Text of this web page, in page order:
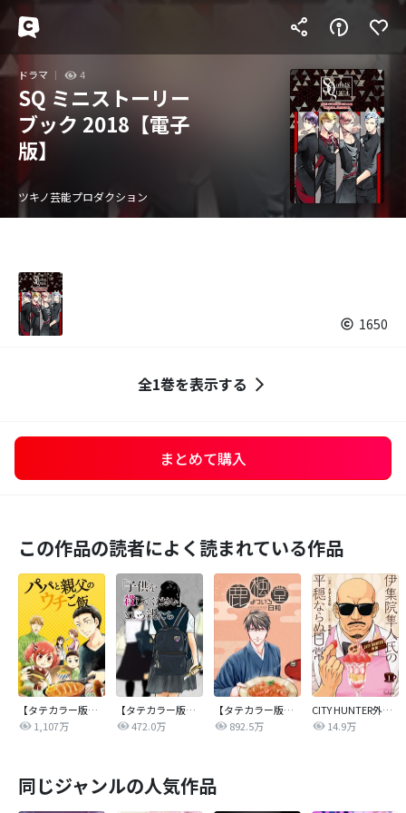
ドラマ 4
SQ ミニストーリー
ブック 2018【電子
版】
ツキノ芸能プロダクション
1650
全1巻を表示する
まとめて購入
この作品の読者によく読まれている作品
【タテカラー版】パパと親父のウチご飯
1,107万
【タテカラー版】｢子供を殺してください｣という親たち
472.0万
【タテカラー版】鹿楓堂よついろ日和
892.5万
CITY HUNTER外伝 伊集院隼人氏の平穏ならぬ日常
14.9万
同じジャンルの人気作品